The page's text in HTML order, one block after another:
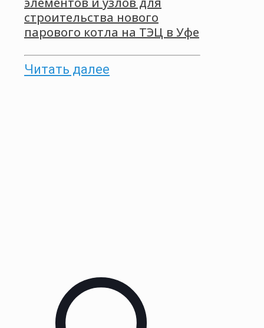
строительства нового
парового котла на ТЭЦ в Уфе
Читать далее